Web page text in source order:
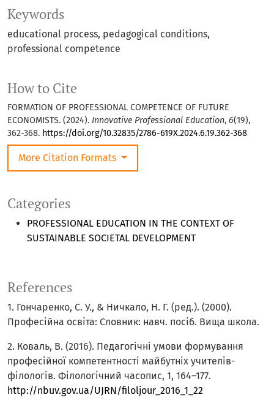
Keywords
educational process, pedagogical conditions,
professional competence
Categories
PROFESSIONAL EDUCATION IN THE CONTEXT OF
SUSTAINABLE SOCIETAL DEVELOPMENT
How to Cite
FORMATION OF PROFESSIONAL COMPETENCE OF FUTURE
ECONOMISTS. (2024). Innovative Professional Education, 6(19),
362-368. https://doi.org/10.32835/2786-619X.2024.6.19.362-368
More Citation Formats
References
1. Гончаренко, С. У., & Ничкало, Н. Г. (ред.). (2000).
Професійна освіта: Словник: навч. посіб. Вища школа.
2. Коваль, В. (2016). Педагогічні умови формування
професійної компетентності майбутніх учителів-
філологів. Філологічний часопис, 1, 164–177.
http://nbuv.gov.ua/UJRN/filoljour_2016_1_22